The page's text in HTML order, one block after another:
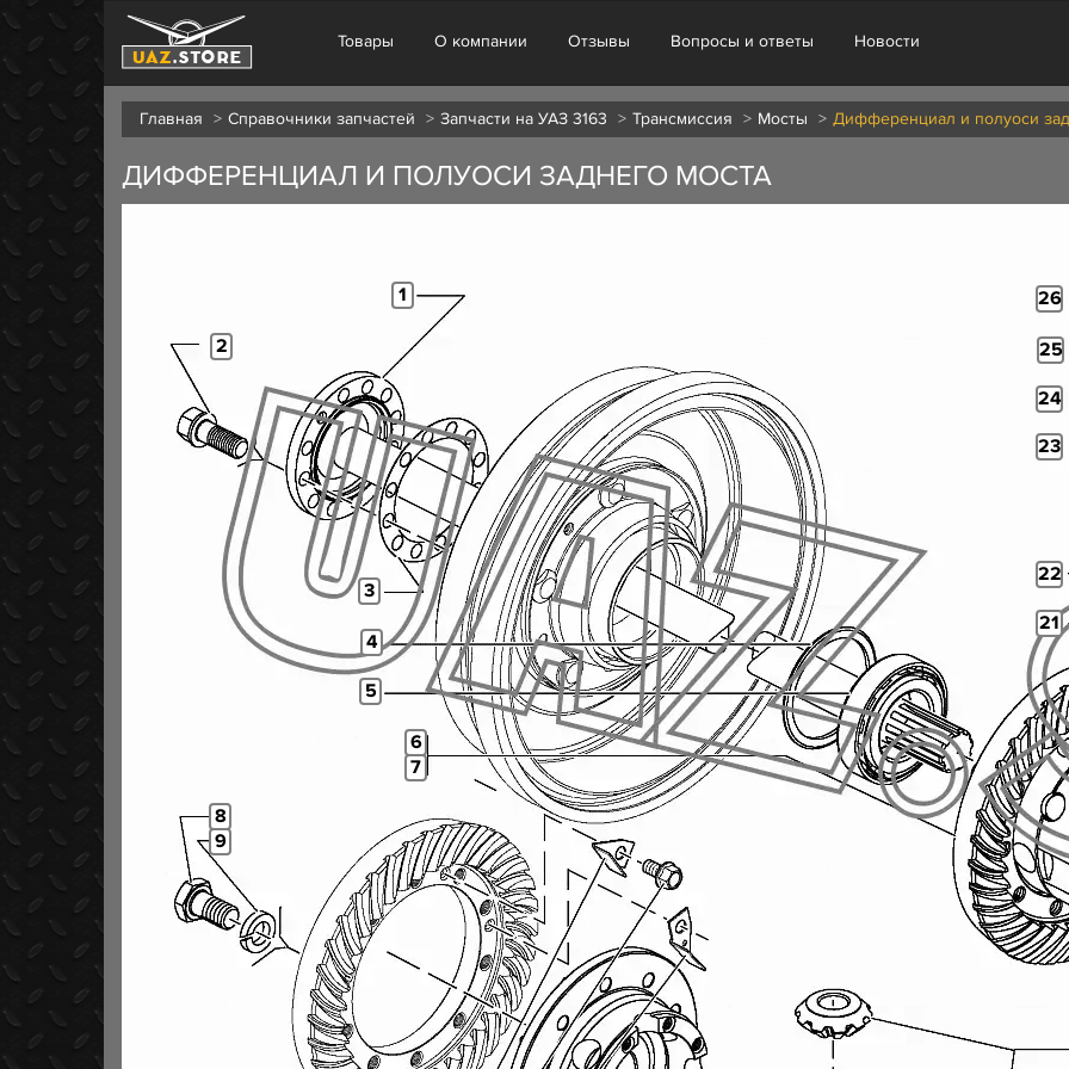
Товары О компании Отзывы Вопросы и ответы Новости
Главная Справочники запчастей Запчасти на УАЗ 3163 Трансмиссия Мосты Дифференциал и полуоси
ДИФФЕРЕНЦИАЛ И ПОЛУОСИ ЗАДНЕГО МОСТА
1
2
3
4
5
6
7
8
9
21
22
23
24
25
26